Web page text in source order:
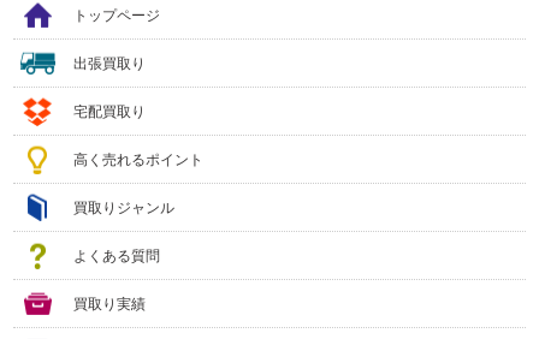
トップページ
出張買取り
宅配買取り
高く売れるポイント
買取りジャンル
よくある質問
買取り実績